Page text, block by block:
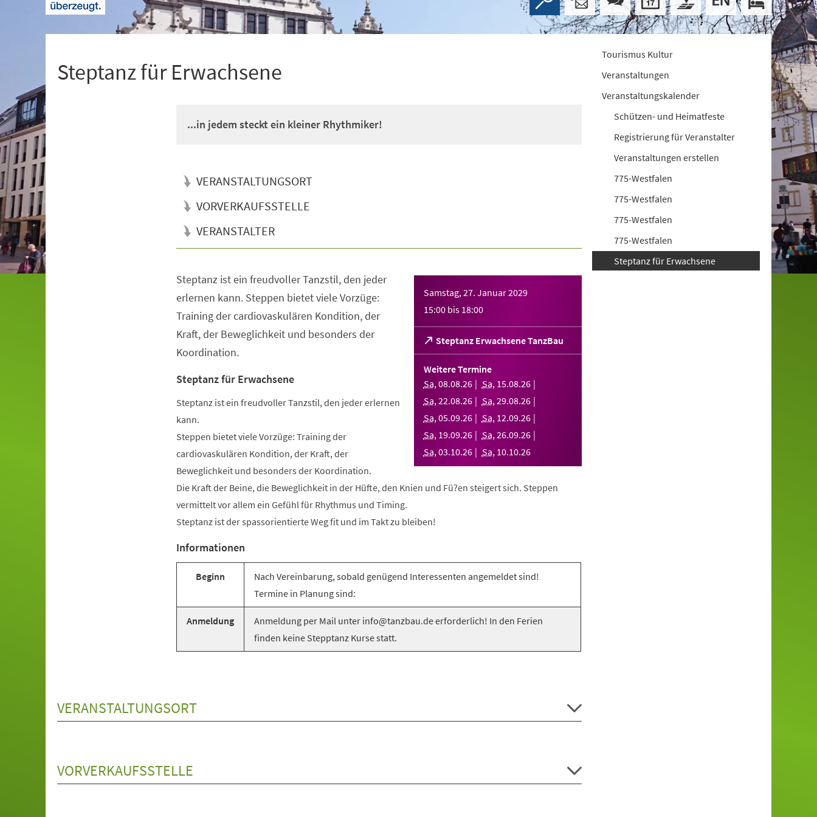
Steptanz für Erwachsene
...in jedem steckt ein kleiner Rhythmiker!
VERANSTALTUNGSORT
VORVERKAUFSSTELLE
VERANSTALTER
Samstag, 27. Januar 2029
15:00 bis 18:00
Steptanz Erwachsene TanzBau
(Öffnet
in
einem
Tab)
Weitere Termine
Sa,08.08.26 Sa, 15.08.26
Sa,22.08.26 Sa,29.08.26
Sa,05.09.26 Sa, 12.09.26
Sa, 19.09.26 Sa,26.09.26
Sa,03.10.26 Sa, 10.10.26
Steptanz ist ein freudvoller Tanzstil, den jeder
erlernen kann. Steppen bietet viele Vorzüge:
Training der cardiovaskulären Kondition, der
Kraft, der Beweglichkeit und besonders der
Koordination.
Steptanz für Erwachsene
Steptanz ist ein freudvoller Tanzstil, den jeder erlernen
kann.
Steppen bietet viele Vorzüge: Training der
cardiovaskulären Kondition, der Kraft, der
Beweglichkeit und besonders der Koordination.
Die Kraft der Beine, die Beweglichkeit in der Hüfte, den Knien und Fü?en steigert sich. Steppen
vermittelt vor allem ein Gefühl für Rhythmus und Timing.
Steptanz ist der spassorientierte Weg fit und im Takt zu bleiben!
Informationen
Beginn
Nach Vereinbarung, sobald genügend Interessenten angemeldet sind!
Termine in Planung sind:
Anmeldung
Anmeldung per Mail unter info@tanzbau.de erforderlich! In den Ferien
finden keine Stepptanz Kurse statt.
VERANSTALTUNGSORT
VORVERKAUFSSTELLE
Tourismus Kultur
Veranstaltungen
Veranstaltungskalender
Schützen- und Heimatfeste
Registrierung für Veranstalter
Veranstaltungen erstellen
775-Westfalen
775-Westfalen
775-Westfalen
775-Westfalen
Steptanz für Erwachsene